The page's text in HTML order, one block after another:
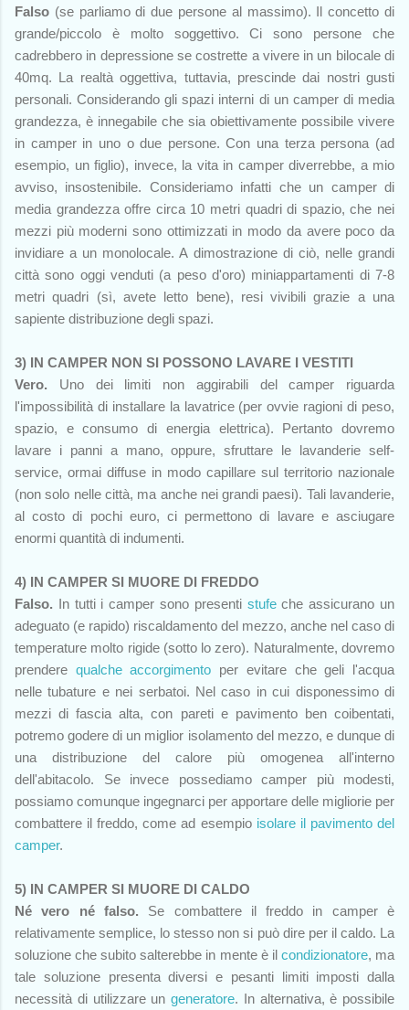
Falso (se parliamo di due persone al massimo). Il concetto di
grande/piccolo è molto soggettivo. Ci sono persone che
cadrebbero in depressione se costrette a vivere in un bilocale di
40mq. La realtà oggettiva, tuttavia, prescinde dai nostri gusti
personali. Considerando gli spazi interni di un camper di media
grandezza, è innegabile che sia obiettivamente possibile vivere
in camper in uno o due persone. Con una terza persona (ad
esempio, un figlio), invece, la vita in camper diverrebbe, a mio
avviso, insostenibile. Consideriamo infatti che un camper di
media grandezza offre circa 10 metri quadri di spazio, che nei
mezzi più moderni sono ottimizzati in modo da avere poco da
invidiare a un monolocale. A dimostrazione di ciò, nelle grandi
città sono oggi venduti (a peso d'oro) miniappartamenti di 7-8
metri quadri (sì, avete letto bene), resi vivibili grazie a una
sapiente distribuzione degli spazi.
3) IN CAMPER NON SI POSSONO LAVARE I VESTITI
Vero. Uno dei limiti non aggirabili del camper riguarda
l'impossibilità di installare la lavatrice (per ovvie ragioni di peso,
spazio, e consumo di energia elettrica). Pertanto dovremo
lavare i panni a mano, oppure, sfruttare le lavanderie self-
service, ormai diffuse in modo capillare sul territorio nazionale
(non solo nelle città, ma anche nei grandi paesi). Tali lavanderie,
al costo di pochi euro, ci permettono di lavare e asciugare
enormi quantità di indumenti.
4) IN CAMPER SI MUORE DI FREDDO
Falso. In tutti i camper sono presenti stufeche assicurano un
adeguato (e rapido) riscaldamento del mezzo, anche nel caso di
temperature molto rigide (sotto lo zero). Naturalmente, dovremo
prendere qualche accorgimento per evitare che geli l'acqua
nelle tubature e nei serbatoi. Nel caso in cui disponessimo di
mezzi di fascia alta, con pareti e pavimento ben coibentati,
potremo godere di un miglior isolamento del mezzo, e dunque di
una distribuzione del calore più omogenea all'interno
dell'abitacolo. Se invece possediamo camper più modesti,
possiamo comunque ingegnarci per apportare delle migliorie per
combattere il freddo, come ad esempio isolare il pavimento del
camper.
5) IN CAMPER SI MUORE DI CALDO
Né vero né falso. Se combattere il freddo in camper è
relativamente semplice, lo stesso non si può dire per il caldo. La
soluzione che subito salterebbe in mente è il condizionatore, ma
tale soluzione presenta diversi e pesanti limiti imposti dalla
necessità di utilizzare un generatore. In alternativa, è possibile